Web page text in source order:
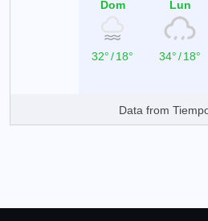
Dom
32°/18°
Lun
34°/18°
Data from